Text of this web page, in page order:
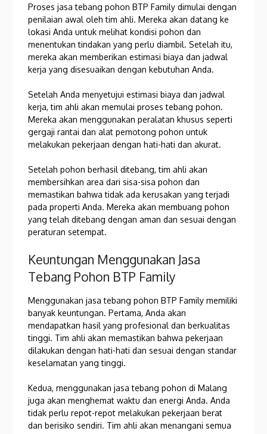
Proses jasa tebang pohon BTP Family dimulai dengan
penilaian awal oleh tim ahli. Mereka akan datang ke
lokasi Anda untuk melihat kondisi pohon dan
menentukan tindakan yang perlu diambil. Setelah itu,
mereka akan memberikan estimasi biaya dan jadwal
kerja yang disesuaikan dengan kebutuhan Anda.
Setelah Anda menyetujui estimasi biaya dan jadwal
kerja, tim ahli akan memulai proses tebang pohon.
Mereka akan menggunakan peralatan khusus seperti
gergaji rantai dan alat pemotong pohon untuk
melakukan pekerjaan dengan hati-hati dan akurat.
Setelah pohon berhasil ditebang, tim ahli akan
membersihkan area dari sisa-sisa pohon dan
memastikan bahwa tidak ada kerusakan yang terjadi
pada properti Anda. Mereka akan membuang pohon
yang telah ditebang dengan aman dan sesuai dengan
peraturan setempat.
Keuntungan Menggunakan Jasa
Tebang Pohon BTP Family
Menggunakan jasa tebang pohon BTP Family memiliki
banyak keuntungan. Pertama, Anda akan
mendapatkan hasil yang profesional dan berkualitas
tinggi. Tim ahli akan memastikan bahwa pekerjaan
dilakukan dengan hati-hati dan sesuai dengan standar
keselamatan yang tinggi.
Kedua, menggunakan jasa tebang pohon di Malang
juga akan menghemat waktu dan energi Anda. Anda
tidak perlu repot-repot melakukan pekerjaan berat
dan berisiko sendiri. Tim ahli akan menangani semua